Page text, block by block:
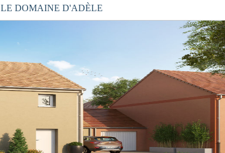
LE DOMAINE D'ADÈLE